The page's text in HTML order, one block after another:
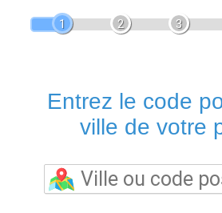
1 2 3
Entrez le code
ville de votre